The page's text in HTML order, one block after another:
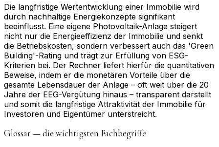
Die langfristige Wertentwicklung einer Immobilie wird
durch nachhaltige Energiekonzepte signifikant
beeinflusst. Eine eigene Photovoltaik-Anlage steigert
nicht nur die Energieeffizienz der Immobilie und senkt
die Betriebskosten, sondern verbessert auch das 'Green
Building'-Rating und trägt zur Erfüllung von ESG-
Kriterien bei. Der Rechner liefert hierfür die quantitativen
Beweise, indem er die monetären Vorteile über die
gesamte Lebensdauer der Anlage – oft weit über die 20
Jahre der EEG-Vergütung hinaus – transparent darstellt
und somit die langfristige Attraktivität der Immobilie für
Investoren und Eigentümer unterstreicht.
Glossar — die wichtigsten Fachbegriffe